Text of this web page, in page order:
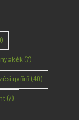
(7)
gyűrű(40)
(7)